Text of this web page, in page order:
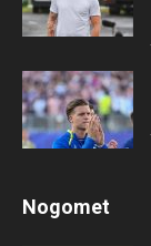
Nogomet